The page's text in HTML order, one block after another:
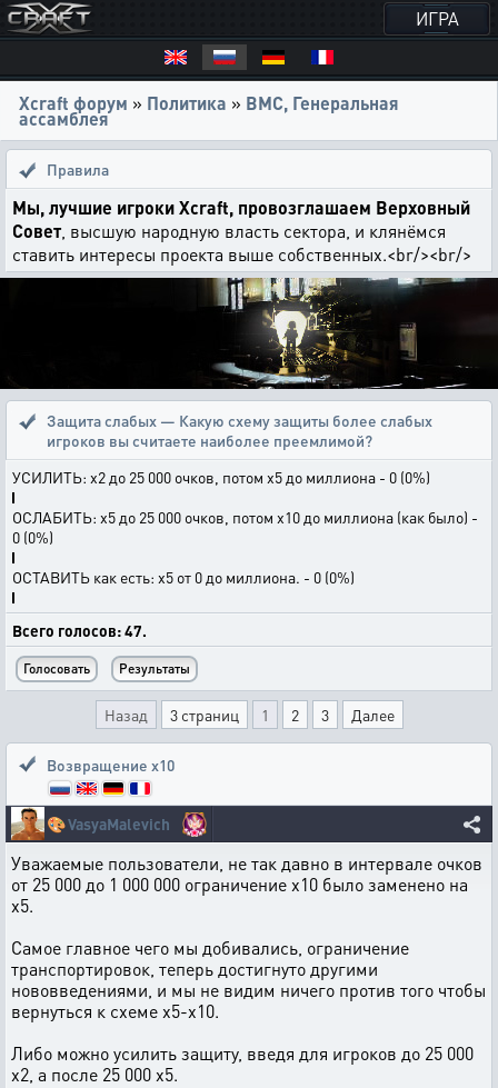
ИГРА
Xcraft форум » Политика » ВМС, Генеральная
ассамблея
Правила
Мы, лучшие игроки Xcraft, провозглашаем Верховный
Совет, высшую народную власть сектора, и клянёмся
ставить интересы проекта выше собственных.<br/><br/>
Защита слабых — Какую схему защиты более слабых
игроков вы считаете наиболее преемлимой?
УСИЛИТЬ: х2 до 25 000 очков, потом х5 до миллиона - 0 (0%)
ОСЛАБИТЬ: х5 до 25 000 очков, потом х10 до миллиона (как было) -
0 (0%)
ОСТАВИТЬ как есть: х5 от 0 до миллиона. - 0 (0%)
Всего голосов: 47.
Назад 3 страниц 1 2 3 Далее
Возвращение х10
🎨VasyaMalevich
Уважаемые пользователи, не так давно в интервале очков
от 25 000 до 1 000 000 ограничение х10 было заменено на
х5.
Самое главное чего мы добивались, ограничение
транспортировок, теперь достигнуто другими
нововведениями, и мы не видим ничего против того чтобы
вернуться к схеме х5-х10.
Либо можно усилить защиту, введя для игроков до 25 000
х2, а после 25 000 х5.